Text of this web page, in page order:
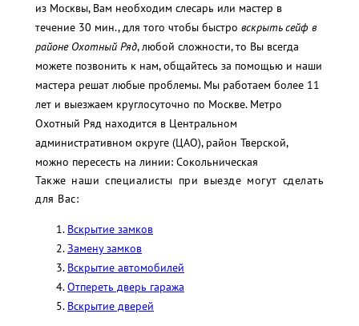
из Москвы, Вам необходим слесарь или мастер в
течение 30 мин., для того чтобы быстро вскрыть сейф в
районе Охотный Ряд, любой сложности, то Вы всегда
можете позвонить к нам, общайтесь за помощью и наши
мастера решат любые проблемы. Мы работаем более 11
лет и выезжаем круглосуточно по Москве. Метро
Охотный Ряд находится в Центральном
административном округе (ЦАО), район Тверской,
можно пересесть на линии: Сокольническая
Также наши специалисты при выезде могут сделать
для Вас:
Вскрытие замков
Замену замков
Вскрытие автомобилей
Отпереть дверь гаража
Вскрытие дверей